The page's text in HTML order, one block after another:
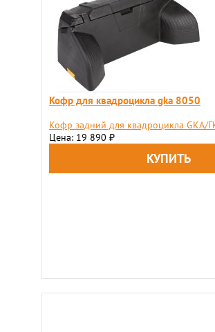
Кофр для квадроцикла gka 8050
Кофр задний для квадроцикла GKA/
Цена: 19 890 ₽